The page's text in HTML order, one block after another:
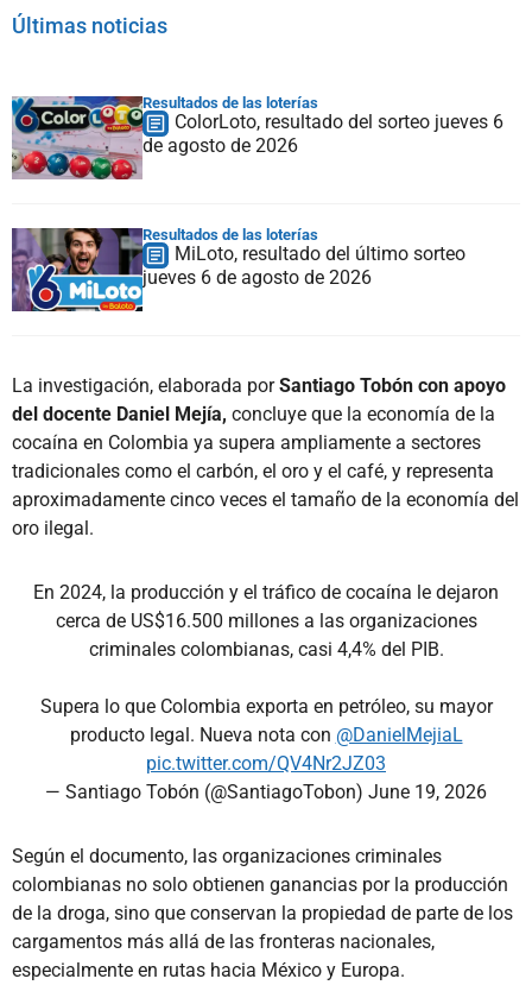
Últimas noticias
Resultados de las loterías
ColorLoto, resultado del sorteo jueves 6
de agosto de 2026
Resultados de las loterías
MiLoto, resultado del último sorteo
jueves 6 de agosto de 2026
La investigación, elaborada porSantiago Tobón con apoyo
del docente Daniel Mejía, concluye que la economía de la
cocaína en Colombia ya supera ampliamente a sectores
tradicionales como el carbón, el oro y el café, y representa
aproximadamente cinco veces el tamaño de la economía del
oro ilegal.
En 2024, la producción y el tráfico de cocaína le dejaron
cerca de US$16.500 millones a las organizaciones
criminales colombianas, casi 4,4% del PIB.
Supera lo que Colombia exporta en petróleo, su mayor
producto legal. Nueva nota con @DanielMejiaL
pic.twitter.com/QV4Nr2JZ03
— Santiago Tobón (@SantiagoTobon) June 19, 2026
Según el documento, las organizaciones criminales
colombianas no solo obtienen ganancias por la producción
de la droga, sino que conservan la propiedad de parte de los
cargamentos más allá de las fronteras nacionales,
especialmente en rutas hacia México y Europa.